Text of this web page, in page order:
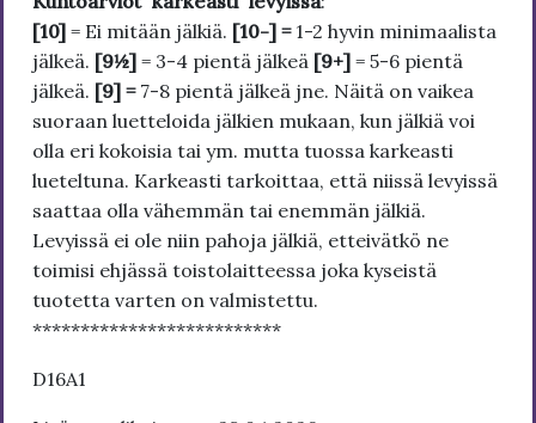
[10] = Ei mitään jälkiä. [10-] = 1-2 hyvin minimaalista
jälkeä. [9½] = 3-4 pientä jälkeä [9+] = 5-6 pientä
jälkeä. [9] = 7-8 pientä jälkeä jne. Näitä on vaikea
suoraan luetteloida jälkien mukaan, kun jälkiä voi
olla eri kokoisia tai ym. mutta tuossa karkeasti
lueteltuna. Karkeasti tarkoittaa, että niissä levyissä
saattaa olla vähemmän tai enemmän jälkiä.
Levyissä ei ole niin pahoja jälkiä, etteivätkö ne
toimisi ehjässä toistolaitteessa joka kyseistä
tuotetta varten on valmistettu.
**************************
D16A1